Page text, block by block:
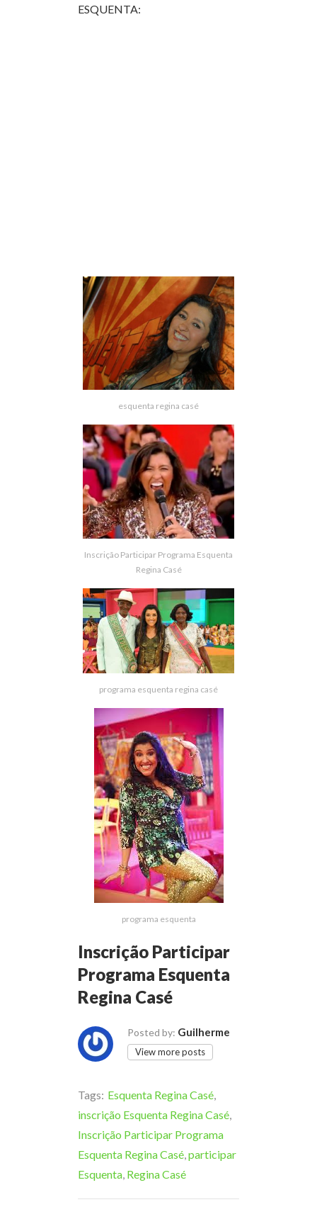
ESQUENTA:
esquenta regina casé
Inscrição Participar Programa Esquenta
Regina Casé
programa esquenta regina casé
programa esquenta
Inscrição Participar
Programa Esquenta
Regina Casé
Posted by: Guilherme
View more posts
Tags: Esquenta Regina Casé,
inscrição Esquenta Regina Casé,
Inscrição Participar Programa
Esquenta Regina Casé,participar
Esquenta, Regina Casé